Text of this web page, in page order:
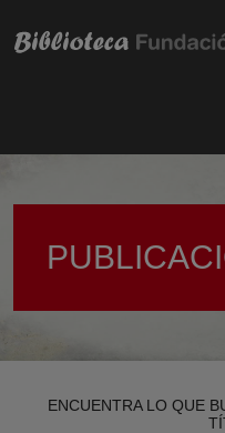
ENCUENTRA LO QUE